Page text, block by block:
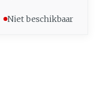
Niet beschikbaar